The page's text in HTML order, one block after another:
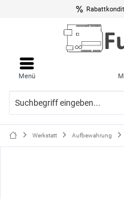
Menü
Werkstatt Aufbewahrung